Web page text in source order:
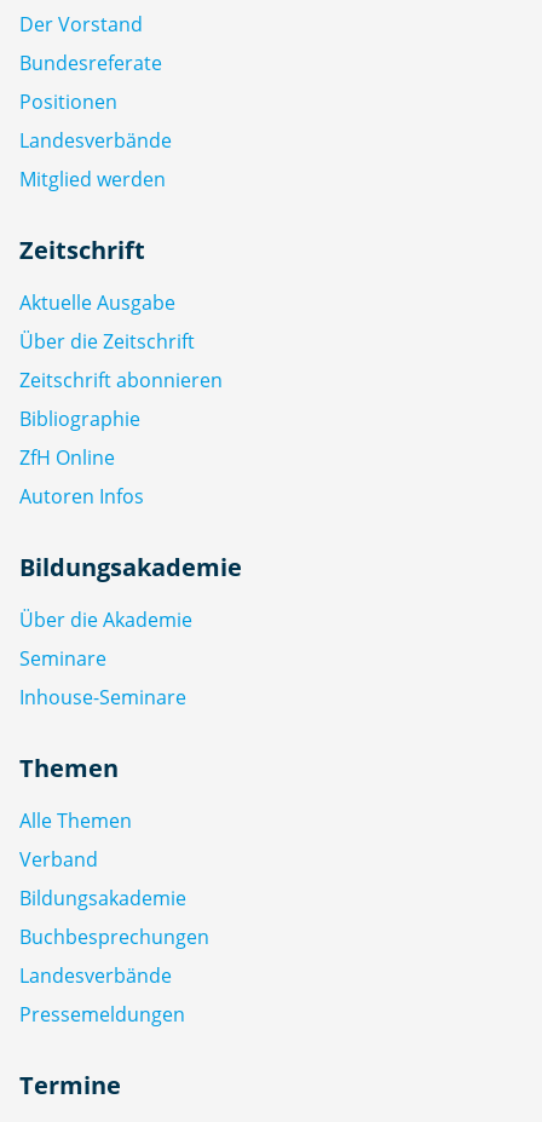
Der Vorstand
Bundesreferate
Positionen
Landesverbände
Mitglied werden
Zeitschrift
Aktuelle Ausgabe
Über die Zeitschrift
Zeitschrift abonnieren
Bibliographie
ZfH Online
Autoren Infos
Bildungsakademie
Über die Akademie
Seminare
Inhouse-Seminare
Themen
Alle Themen
Verband
Bildungsakademie
Buchbesprechungen
Landesverbände
Pressemeldungen
Termine